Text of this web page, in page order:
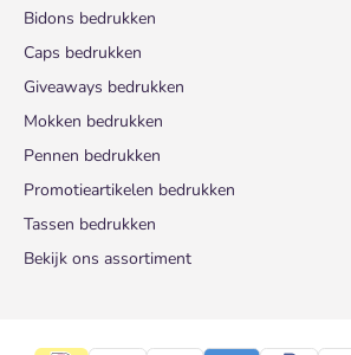
Bidons bedrukken
Caps bedrukken
Giveaways bedrukken
Mokken bedrukken
Pennen bedrukken
Promotieartikelen bedrukken
Tassen bedrukken
Bekijk ons assortiment